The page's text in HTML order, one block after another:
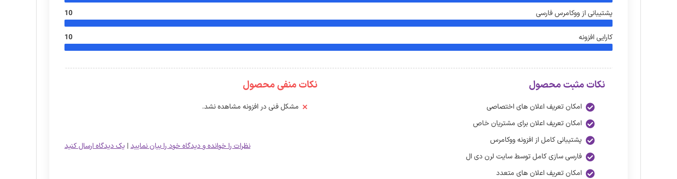
پشتیبانی از ووکامرس فارسی 10
کارایی افزونه 10
نکات مثبت محصول
امکان تعریف اعلان های اختصاصی
امکان تعریف اعلان برای مشتریان خاص
پشتیبانی کامل از افزونه ووکامرس
فارسی سازی کامل توسط سایت لرن دی ال
امکان تعریف اعلان های متعدد
نکات منفی محصول
مشکل فنی در افزونه مشاهده نشد.
یک دیدگاه ارسال کنید |نظرات را خوانده و دیدگاه خود را بیان نمایید